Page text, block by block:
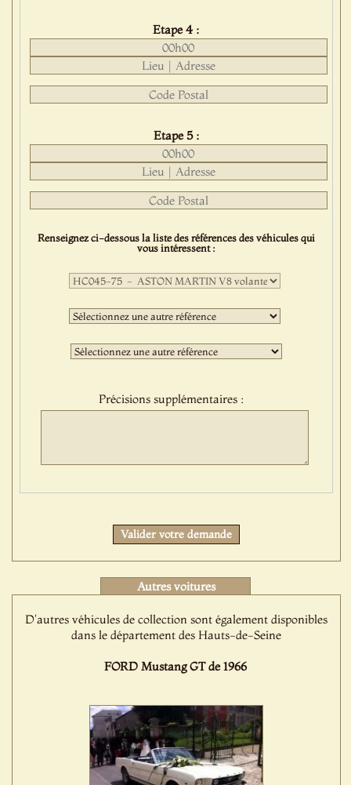
Etape 4 :
Etape 5 :
Renseignez ci-dessous la liste des références des véhicules qui
vous intéressent :
Première
sélection
:Deuxième
sélection
:Troisième
sélection
Précisions supplémentaires :
Valider votre demande
Autres voitures
D'autres véhicules de collection sont également disponibles
dans le département des Hauts-de-Seine
FORD Mustang GT de 1966